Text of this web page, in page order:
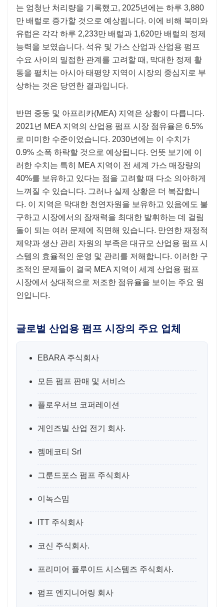
는 엄청난 처리량을 기록했고, 2025년에는 하루 3,880
만 배럴로 증가할 것으로 예상됩니다. 이에 비해 북미와
유럽은 각각 하루 2,233만 배럴과 1,620만 배럴의 정제
능력을 보였습니다. 석유 및 가스 산업과 산업용 펌프
수요 사이의 밀접한 관계를 고려할 때, 막대한 정제 활
동을 펼치는 아시아 태평양 지역이 시장의 중심지로 부
상하는 것은 당연한 결과입니다.
반면 중동 및 아프리카(MEA) 지역은 상황이 다릅니다.
2021년 MEA 지역의 산업용 펌프 시장 점유율은 6.5%
로 미미한 수준이었습니다. 2030년에는 이 수치가
0.9% 소폭 하락할 것으로 예상됩니다. 언뜻 보기에 이
러한 수치는 특히 MEA 지역이 전 세계 가스 매장량의
40%를 보유하고 있다는 점을 고려할 때 다소 의아하게
느껴질 수 있습니다. 그러나 실제 상황은 더 복잡합니
다. 이 지역은 막대한 천연자원을 보유하고 있음에도 불
구하고 시장에서의 잠재력을 최대한 발휘하는 데 걸림
돌이 되는 여러 문제에 직면해 있습니다. 만연한 재정적
제약과 생산 관리 자원의 부족은 대규모 산업용 펌프 시
스템의 효율적인 운영 및 관리를 저해합니다. 이러한 구
조적인 문제들이 결국 MEA 지역이 세계 산업용 펌프
시장에서 상대적으로 저조한 점유율을 보이는 주요 원
인입니다.
글로벌 산업용 펌프 시장의 주요 업체
EBARA 주식회사
모든 펌프 판매 및 서비스
플로우서브 코퍼레이션
게인즈빌 산업 전기 회사.
젬메코티 Srl
그룬드포스 펌프 주식회사
이녹스밈
ITT 주식회사
코신 주식회사.
프리미어 플루이드 시스템즈 주식회사.
펌프 엔지니어링 회사